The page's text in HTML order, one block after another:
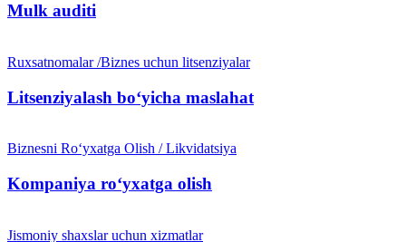
Mulk auditi
Ruxsatnomalar /Biznes uchun litsenziyalar
Litsenziyalash boʻyicha maslahat
Biznesni Ro‘yxatga Olish / Likvidatsiya
Kompaniya ro‘yxatga olish
Jismoniy shaxslar uchun xizmatlar